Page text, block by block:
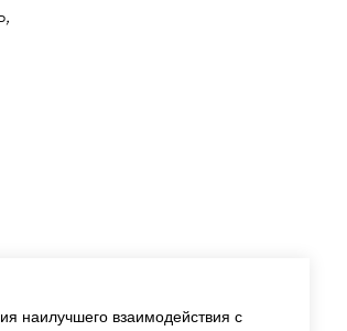
наилучшего взаимодействия с